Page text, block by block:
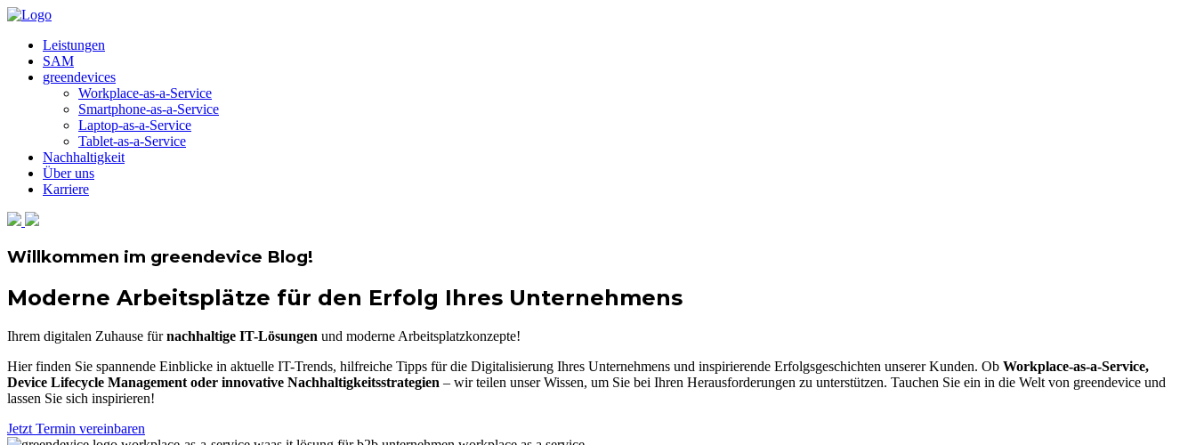
Leistungen
SAM
greendevices
Workplace-as-a-Service
Smartphone-as-a-Service
Laptop-as-a-Service
Tablet-as-a-Service
Nachhaltigkeit
Über uns
Karriere
Willkommen im greendevice Blog!
Moderne Arbeitsplätze für den Erfolg Ihres Unternehmens
Ihrem digitalen Zuhause fürnachhaltige IT-Lösungen und moderne Arbeitsplatzkonzepte!
Hier finden Sie spannende Einblicke in aktuelle IT-Trends, hilfreiche Tipps für die Digitalisierung Ihres Unternehmens und inspirierende Erfolgsgeschichten unserer Kunden. Ob Workplace-as-a-Service,
Device Lifecycle Management oder innovative Nachhaltigkeitsstrategien – wir teilen unser Wissen, um Sie bei Ihren Herausforderungen zu unterstützen. Tauchen Sie ein in die Welt von greendevice und
lassen Sie sich inspirieren!
Jetzt Termin vereinbaren